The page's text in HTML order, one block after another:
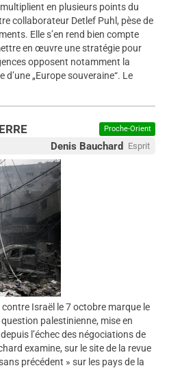
en plusieurs points du
collaborateur Detlef Puhl, pèse de
Elle s’en rend bien compte
en œuvre une stratégie pour
opposent notamment la
d’une „Europe souveraine“. Le
Proche-Orient
Denis Bauchard Esprit
Israël le 7 octobre marque le
palestinienne, mise en
l’échec des négociations de
examine, sur le site de la revue
précédent » sur les pays de la